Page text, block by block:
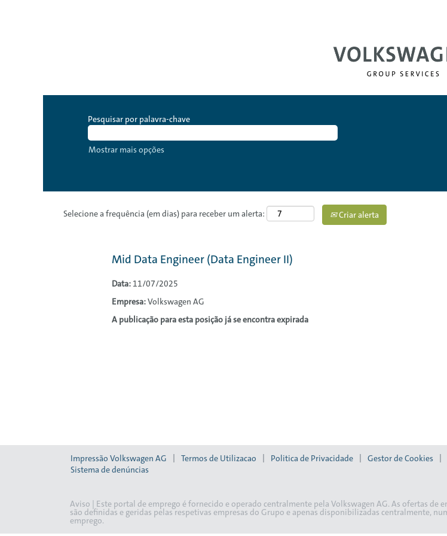
Pesquisar por palavra-chave
Mostrar mais opções
Selecione a frequência (em dias) para receber um alerta: Criar alerta
Mid Data Engineer (Data Engineer II)
Data: 11/07/2025
Empresa:Volkswagen AG
A publicação para esta posição já se encontra expirada
Impressão Volkswagen AG Termos de Utilizacao Politica de Privacidade Gestor de Cookies
Sistema de denúncias
Aviso | Este portal de emprego é fornecido e operado centralmente pela Volkswagen AG. As ofertas
são definidas e geridas pelas respetivas empresas do Grupo e apenas disponibilizadas centralmente,
emprego.